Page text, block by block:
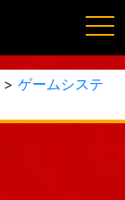
> ゲームシステ